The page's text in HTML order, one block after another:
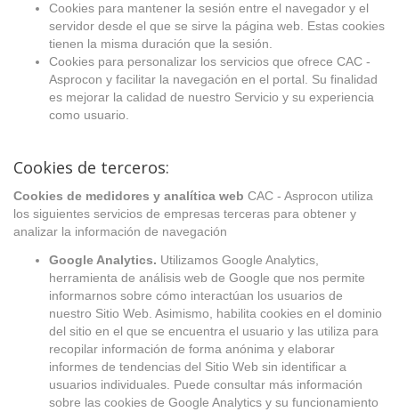
Cookies para mantener la sesión entre el navegador y el
servidor desde el que se sirve la página web. Estas cookies
tienen la misma duración que la sesión.
Cookies para personalizar los servicios que ofrece CAC -
Asprocon y facilitar la navegación en el portal. Su finalidad
es mejorar la calidad de nuestro Servicio y su experiencia
como usuario.
Cookies de terceros:
Cookies de medidores y analítica web CAC - Asprocon utiliza
los siguientes servicios de empresas terceras para obtener y
analizar la información de navegación
Google Analytics. Utilizamos Google Analytics,
herramienta de análisis web de Google que nos permite
informarnos sobre cómo interactúan los usuarios de
nuestro Sitio Web. Asimismo, habilita cookies en el dominio
del sitio en el que se encuentra el usuario y las utiliza para
recopilar información de forma anónima y elaborar
informes de tendencias del Sitio Web sin identificar a
usuarios individuales. Puede consultar más información
sobre las cookies de Google Analytics y su funcionamiento